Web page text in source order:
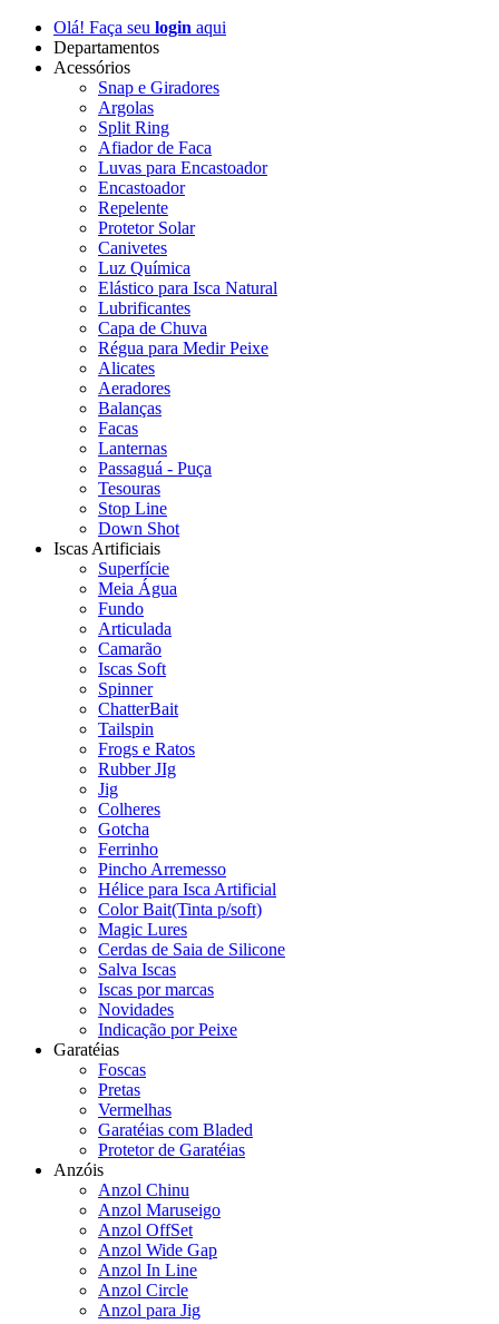
Olá! Faça seu login aqui
Departamentos
Acessórios
Snap e Giradores
Argolas
Split Ring
Afiador de Faca
Luvas para Encastoador
Encastoador
Repelente
Protetor Solar
Canivetes
Luz Química
Elástico para Isca Natural
Lubrificantes
Capa de Chuva
Régua para Medir Peixe
Alicates
Aeradores
Balanças
Facas
Lanternas
Passaguá - Puça
Tesouras
Stop Line
Down Shot
Iscas Artificiais
Superfície
Meia Água
Fundo
Articulada
Camarão
Iscas Soft
Spinner
ChatterBait
Tailspin
Frogs e Ratos
Rubber JIg
Jig
Colheres
Gotcha
Ferrinho
Pincho Arremesso
Hélice para Isca Artificial
Color Bait(Tinta p/soft)
Magic Lures
Cerdas de Saia de Silicone
Salva Iscas
Iscas por marcas
Novidades
Indicação por Peixe
Garatéias
Foscas
Pretas
Vermelhas
Garatéias com Bladed
Protetor de Garatéias
Anzóis
Anzol Chinu
Anzol Maruseigo
Anzol OffSet
Anzol Wide Gap
Anzol In Line
Anzol Circle
Anzol para Jig